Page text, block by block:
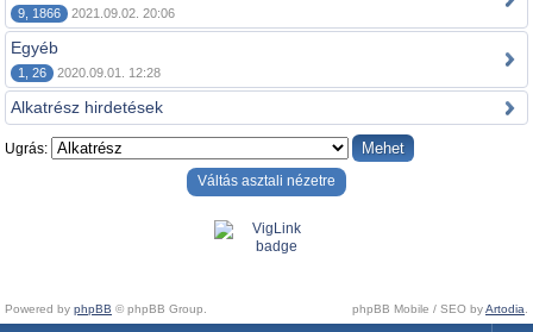
9, 1866 2021.09.02. 20:06
Egyéb
1, 26 2020.09.01. 12:28
Alkatrész hirdetések
Ugrás:
Váltás asztali nézetre
Powered by phpBB © phpBB Group. phpBB Mobile / SEO byArtodia.